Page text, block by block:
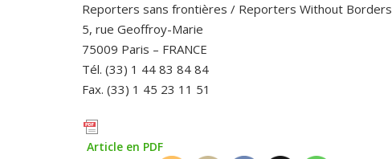
Reporters sans frontières / Reporters Without Borders
5, rue Geoffroy-Marie
75009 Paris – FRANCE
Tél. (33) 1 44 83 84 84
Fax. (33) 1 45 23 11 51
Article en PDF